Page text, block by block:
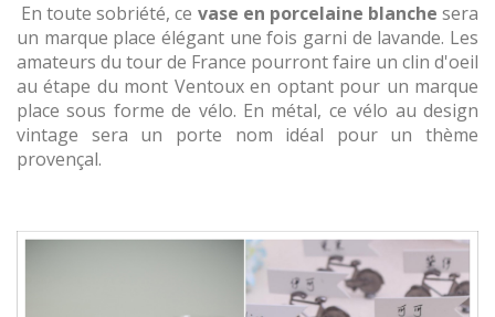
En toute sobriété, ce vase en porcelaine blanche sera
un marque place élégant une fois garni de lavande. Les
amateurs du tour de France pourront faire un clin d'oeil
au étape du mont Ventoux en optant pour un marque
place sous forme de vélo. En métal, ce vélo au design
vintage sera un porte nom idéal pour un thème
provençal.